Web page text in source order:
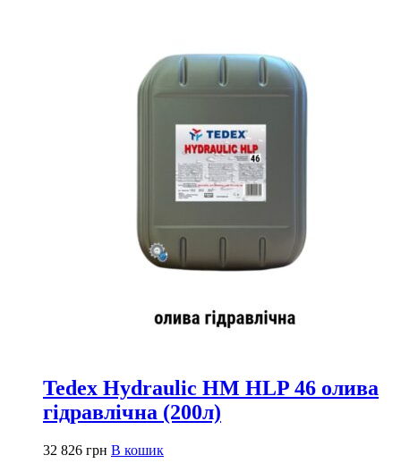
Tedex Hydraulic HM HLP 46 олива
гідравлічна (200л)
32 826 грн В кошик